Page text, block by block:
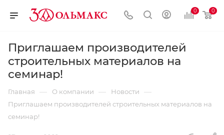
0 0
Приглашаем производителей
строительных материалов на
семинар!
Главная — О компании — Новости —
Приглашаем производителей строительных материалов на
семинар!